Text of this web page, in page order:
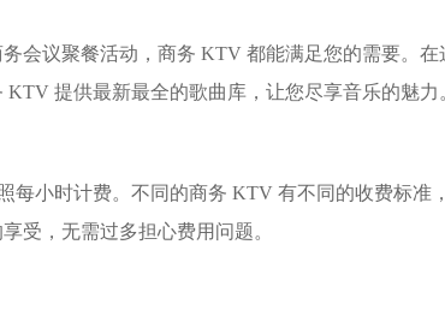
会议聚餐活动，商务 KTV 都能满足您的需要。
提供最新最全的歌曲库，让您尽享音乐的魅力
每小时计费。不同的商务 KTV 有不同的收费标准
受，无需过多担心费用问题。